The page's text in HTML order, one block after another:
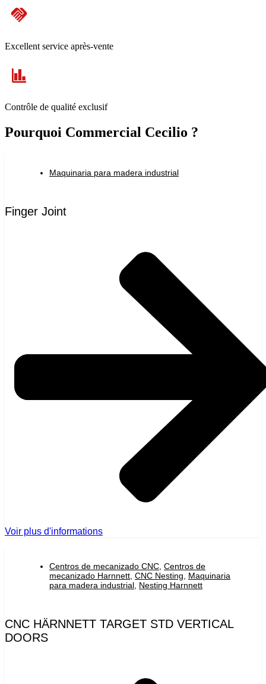
Excellent service après-vente
Contrôle de qualité exclusif
Pourquoi Commercial Cecilio ?
Maquinaria para madera industrial
Finger Joint
Voir plus d'informations
Centros de mecanizado CNC, Centros de
mecanizado Harnnett, CNC Nesting, Maquinaria
para madera industrial, Nesting Harnnett
CNC HÄRNNETT TARGET STD VERTICAL
DOORS